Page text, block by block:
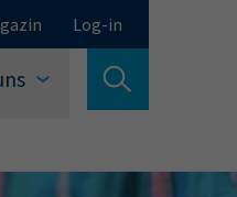
Log-in
Schließen
verlassen